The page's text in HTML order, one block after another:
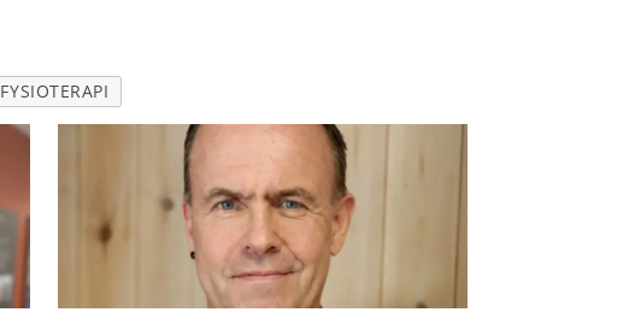
FYSIOTERAPI